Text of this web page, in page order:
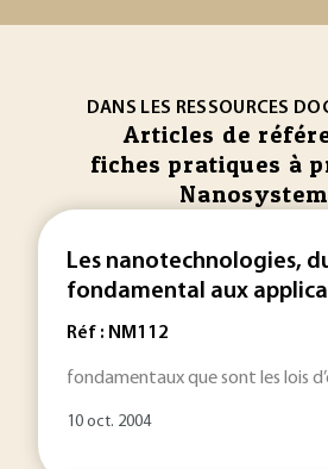
DANS LES RESSOURCES
Articles de
fiches pratiques à
Les nanotechnologies,
fondamental aux
Réf : NM112
fondamentaux que sont les lois
10 oct. 2004